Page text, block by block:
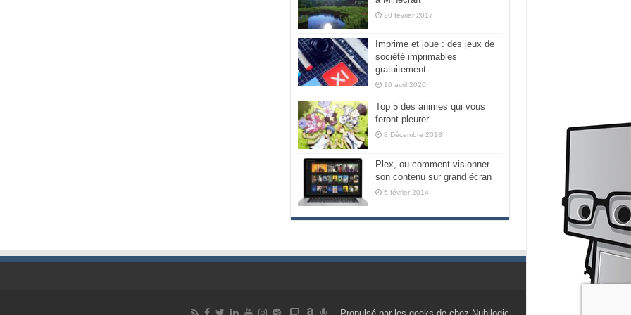
20 février 2017
Imprime et joue : des jeux de
société imprimables
gratuitement
10 avril 2020
Top 5 des animes qui vous
feront pleurer
8 Décembre 2018
Plex, ou comment visionner
son contenu sur grand écran
5 février 2014